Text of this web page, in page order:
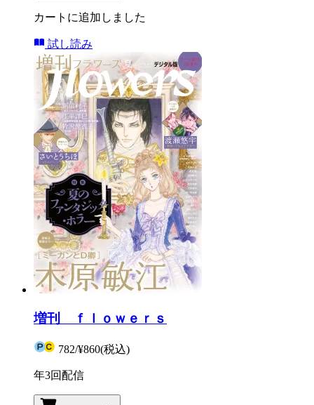
カートに追加しました
試し読み
増刊 ｆｌｏｗｅｒｓ
782/¥860(税込)
年3回配信